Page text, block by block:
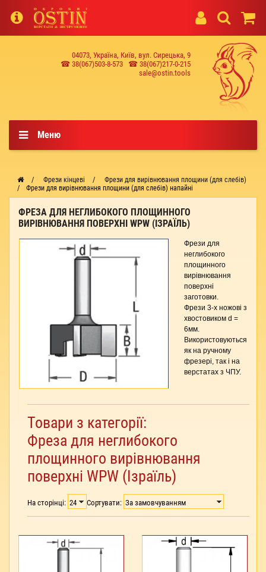
04073, Україна, Київ, вул. Сирецька, 9
☎ 38(067)503-8-573
☎ 38(067)217-0-215
sale@ostin.tools
Меню
Фрези кінцеві
Фрези для вирівнювання площини (для слебів)
Фрези для вирівнювання площини (для слебів) напайні
ФРЕЗА ДЛЯ НЕГЛИБОКОГО ПЛОЩИННОГО
ВИРІВНЮВАННЯ ПОВЕРХНІ WPW (ІЗРАЇЛЬ)
Фрези для
неглибокого
площинного
вирівнювання
поверхні
заготовки.
Фрези 3-х ножові з
хвостовиком d =
6мм.
Використовуються
як на ручному
фрезері, так і на
верстатах з ЧПУ.
Товари з категорії:
Фреза для неглибокого
площинного вирівнювання
поверхні WPW (Ізраїль)
На сторінці: Сортувати: